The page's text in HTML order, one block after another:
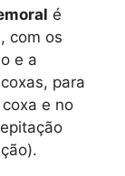
é
com os
e a
para
e no